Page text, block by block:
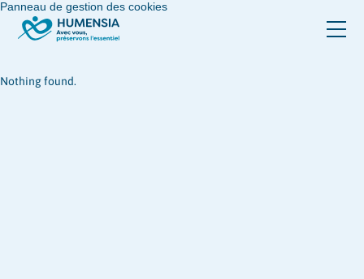
Nothing found.
Panneau de gestion des cookies